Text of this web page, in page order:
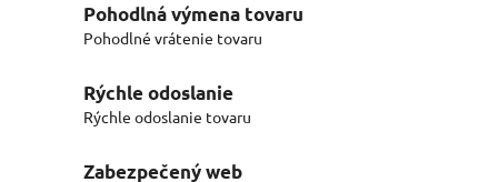
Pohodlná výmena tovaru
Pohodlné vrátenie tovaru
Rýchle odoslanie
Rýchle odoslanie tovaru
Zabezpečený web